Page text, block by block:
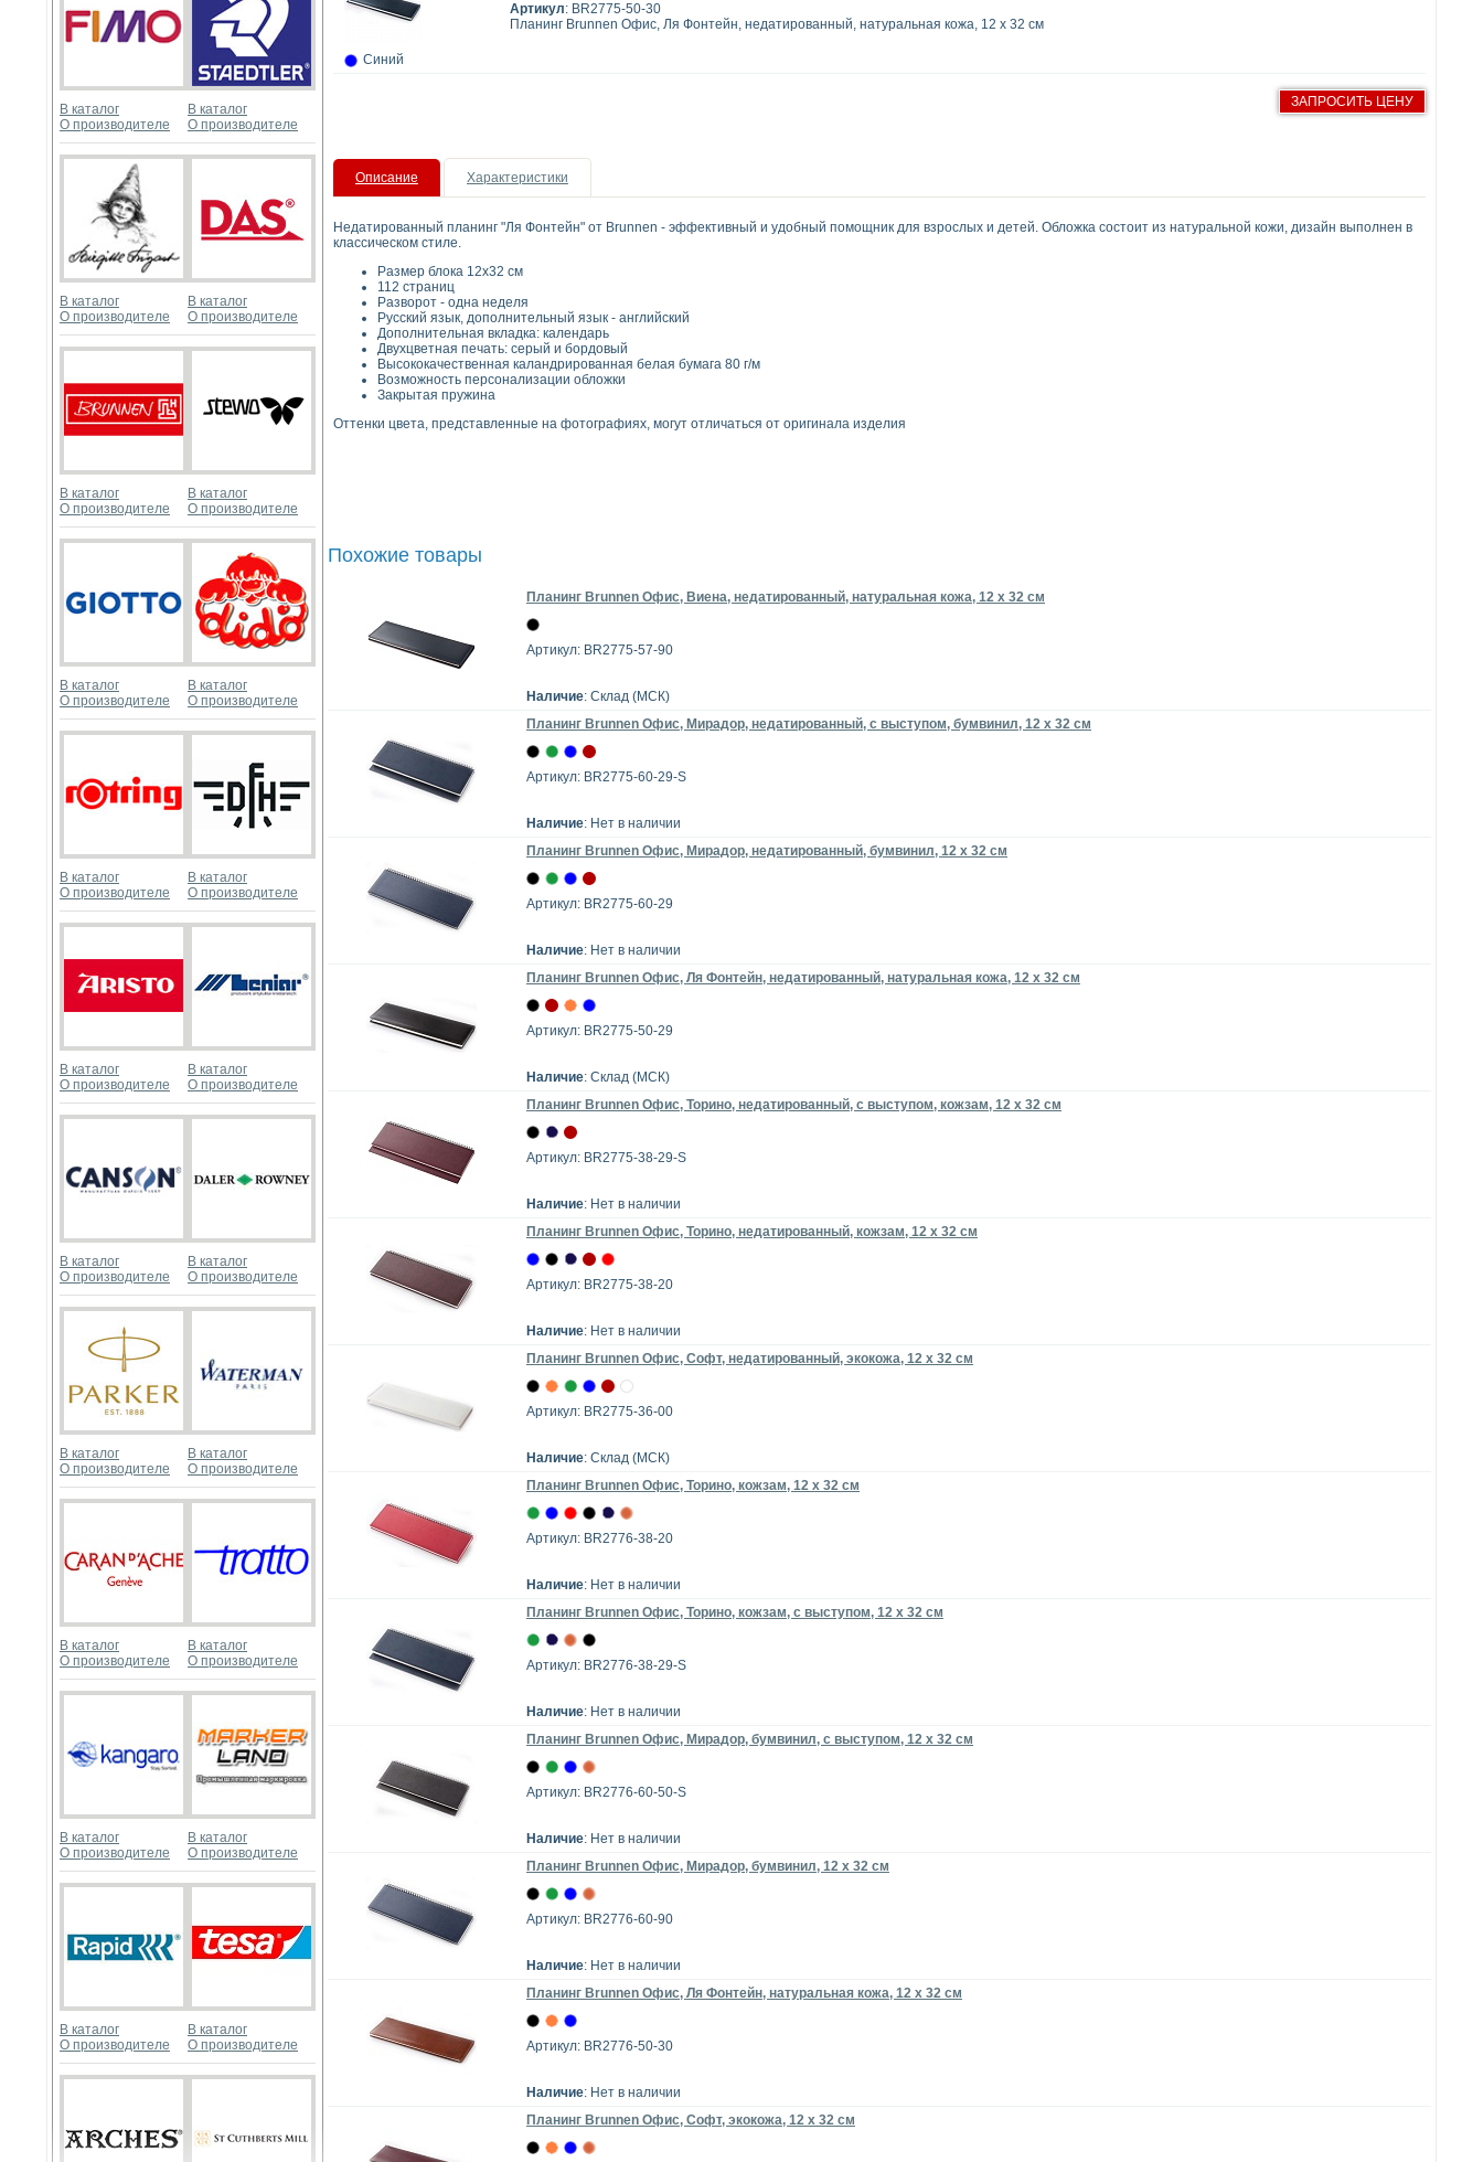
В каталог
О производителе
В каталог
О производителе
В каталог
О производителе
В каталог
О производителе
В каталог
О производителе
В каталог
О производителе
В каталог
О производителе
В каталог
О производителе
В каталог
О производителе
В каталог
О производителе
В каталог
О производителе
В каталог
О производителе
В каталог
О производителе
В каталог
О производителе
В каталог
О производителе
В каталог
О производителе
В каталог
О производителе
В каталог
О производителе
В каталог
О производителе
В каталог
О производителе
В каталог
О производителе
В каталог
О производителе
Синий
Артикул: BR2775-50-30
Планинг Brunnen Офис, Ля Фонтейн, недатированный, натуральная кожа, 12 x 32 см
ЗАПРОСИТЬ ЦЕНУ
Описание Характеристики
Недатированный планинг "Ля Фонтейн" от Brunnen - эффективный и удобный помощник для взрослых и детей. Обложка состоит из натуральной кожи, дизайн выполнен в
классическом стиле.
Размер блока 12х32 см
112 страниц
Разворот - одна неделя
Русский язык, дополнительный язык - английский
Дополнительная вкладка: календарь
Двухцветная печать: серый и бордовый
Высококачественная каландрированная белая бумага 80 г/м
Возможность персонализации обложки
Закрытая пружина
Оттенки цвета, представленные на фотографиях, могут отличаться от оригинала изделия
Похожие товары
Планинг Brunnen Офис, Виена, недатированный, натуральная кожа, 12 x 32 см
Артикул: BR2775-57-90
Наличие: Склад (МСК)
Планинг Brunnen Офис, Мирадор, недатированный, с выступом, бумвинил, 12 x 32 см
Артикул: BR2775-60-29-S
Наличие: Нет в наличии
Планинг Brunnen Офис, Мирадор, недатированный, бумвинил, 12 x 32 см
Артикул: BR2775-60-29
Наличие: Нет в наличии
Планинг Brunnen Офис, Ля Фонтейн, недатированный, натуральная кожа, 12 x 32 см
Артикул: BR2775-50-29
Наличие: Склад (МСК)
Планинг Brunnen Офис, Торино, недатированный, с выступом, кожзам, 12 x 32 см
Артикул: BR2775-38-29-S
Наличие: Нет в наличии
Планинг Brunnen Офис, Торино, недатированный, кожзам, 12 x 32 см
Артикул: BR2775-38-20
Наличие: Нет в наличии
Планинг Brunnen Офис, Cофт, недатированный, экокожа, 12 x 32 см
Артикул: BR2775-36-00
Наличие: Склад (МСК)
Планинг Brunnen Офис, Торино, кожзам, 12 x 32 см
Артикул: BR2776-38-20
Наличие: Нет в наличии
Планинг Brunnen Офис, Торино, кожзам, с выступом, 12 x 32 см
Артикул: BR2776-38-29-S
Наличие: Нет в наличии
Планинг Brunnen Офис, Мирадор, бумвинил, с выступом, 12 x 32 см
Артикул: BR2776-60-50-S
Наличие: Нет в наличии
Планинг Brunnen Офис, Мирадор, бумвинил, 12 x 32 см
Артикул: BR2776-60-90
Наличие: Нет в наличии
Планинг Brunnen Офис, Ля Фонтейн, натуральная кожа, 12 x 32 см
Артикул: BR2776-50-30
Наличие: Нет в наличии
Планинг Brunnen Офис, Софт, экокожа, 12 x 32 см